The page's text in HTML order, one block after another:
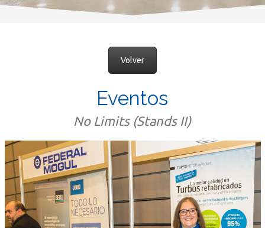
Volver
Eventos
No Limits (Stands II)